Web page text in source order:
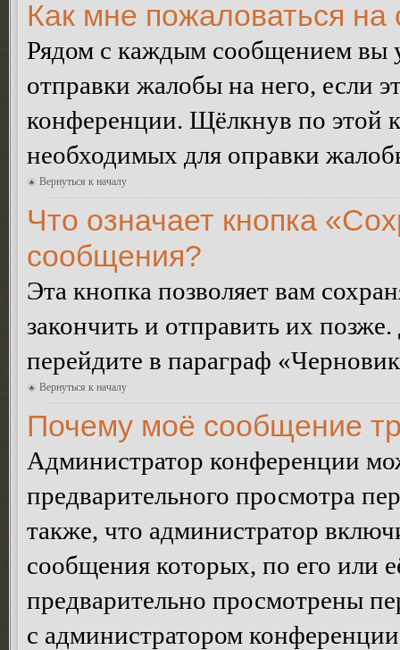
Как мне пожаловаться
Рядом с каждым сообщением вы
отправки жалобы на него, если
конференции. Щёлкнув по этой
необходимых для оправки
Вернуться к началу
Что означает кнопка
сообщения?
Эта кнопка позволяет вам
закончить и отправить их
перейдите в параграф
Вернуться к началу
Почему моё сообщение
Администратор конференции
предварительного просмотра
также, что администратор
сообщения которых, по его или
предварительно просмотрены
с администратором